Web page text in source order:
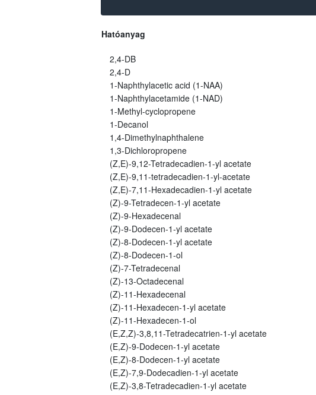
Hatóanyag
2,4-DB
2,4-D
1-Naphthylacetic acid (1-NAA)
1-Naphthylacetamide (1-NAD)
1-Methyl-cyclopropene
1-Decanol
1,4-Dimethylnaphthalene
1,3-Dichloropropene
(Z,E)-9,12-Tetradecadien-1-yl acetate
(Z,E)-9,11-tetradecadien-1-yl-acetate
(Z,E)-7,11-Hexadecadien-1-yl acetate
(Z)-9-Tetradecen-1-yl acetate
(Z)-9-Hexadecenal
(Z)-9-Dodecen-1-yl acetate
(Z)-8-Dodecen-1-yl acetate
(Z)-8-Dodecen-1-ol
(Z)-7-Tetradecenal
(Z)-13-Octadecenal
(Z)-11-Hexadecenal
(Z)-11-Hexadecen-1-yl acetate
(Z)-11-Hexadecen-1-ol
(E,Z,Z)-3,8,11-Tetradecatrien-1-yl acetate
(E,Z)-9-Dodecen-1-yl acetate
(E,Z)-8-Dodecen-1-yl acetate
(E,Z)-7,9-Dodecadien-1-yl acetate
(E,Z)-3,8-Tetradecadien-1-yl acetate